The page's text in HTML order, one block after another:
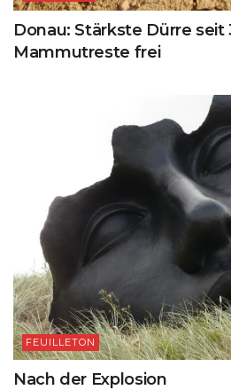
Donau: Stärkste Dürre
Mammutreste frei
FEUILLETON
Nach der Explosion